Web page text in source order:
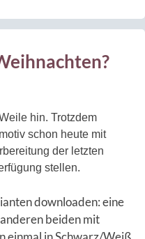
hin. Trotzdem
schon heute mit
der letzten
stellen.
downloaden: eine
beiden mit